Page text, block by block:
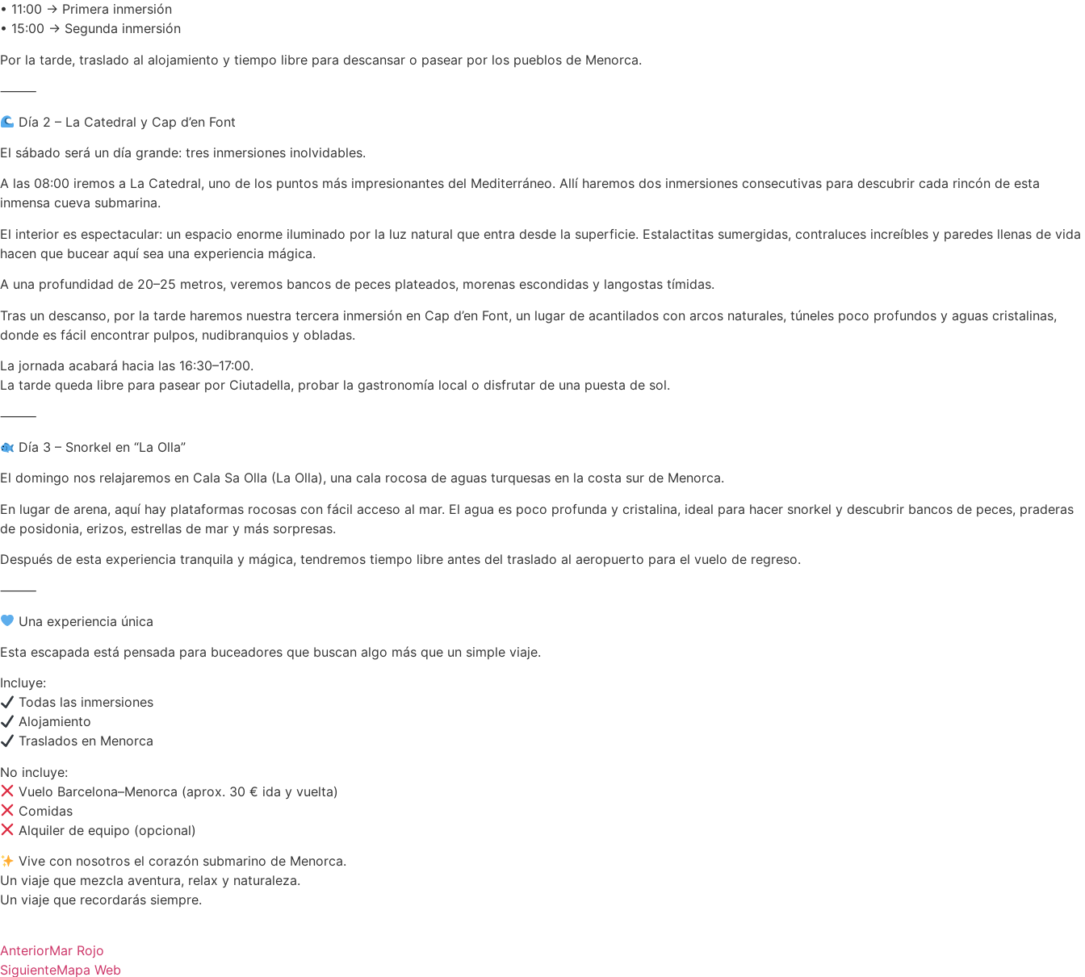
• 11:00 → Primera inmersión
• 15:00 → Segunda inmersión
Por la tarde, traslado al alojamiento y tiempo libre para descansar o pasear por los pueblos de Menorca.
⸻
Día 2 – La Catedral y Cap d’en Font
El sábado será un día grande: tres inmersiones inolvidables.
A las 08:00 iremos a La Catedral, uno de los puntos más impresionantes del Mediterráneo. Allí haremos dos inmersiones consecutivas para descubrir cada rincón de esta
inmensa cueva submarina.
El interior es espectacular: un espacio enorme iluminado por la luz natural que entra desde la superficie. Estalactitas sumergidas, contraluces increíbles y paredes llenas de vida
hacen que bucear aquí sea una experiencia mágica.
A una profundidad de 20–25 metros, veremos bancos de peces plateados, morenas escondidas y langostas tímidas.
Tras un descanso, por la tarde haremos nuestra tercera inmersión en Cap d’en Font, un lugar de acantilados con arcos naturales, túneles poco profundos y aguas cristalinas,
donde es fácil encontrar pulpos, nudibranquios y obladas.
La jornada acabará hacia las 16:30–17:00.
La tarde queda libre para pasear por Ciutadella, probar la gastronomía local o disfrutar de una puesta de sol.
⸻
Día 3 – Snorkel en “La Olla”
El domingo nos relajaremos en Cala Sa Olla (La Olla), una cala rocosa de aguas turquesas en la costa sur de Menorca.
En lugar de arena, aquí hay plataformas rocosas con fácil acceso al mar. El agua es poco profunda y cristalina, ideal para hacer snorkel y descubrir bancos de peces, praderas
de posidonia, erizos, estrellas de mar y más sorpresas.
Después de esta experiencia tranquila y mágica, tendremos tiempo libre antes del traslado al aeropuerto para el vuelo de regreso.
⸻
Una experiencia única
Esta escapada está pensada para buceadores que buscan algo más que un simple viaje.
Incluye:
Todas las inmersiones
Alojamiento
Traslados en Menorca
No incluye:
Vuelo Barcelona–Menorca (aprox. 30 € ida y vuelta)
Comidas
Alquiler de equipo (opcional)
Vive con nosotros el corazón submarino de Menorca.
Un viaje que mezcla aventura, relax y naturaleza.
Un viaje que recordarás siempre.
AnteriorMar Rojo
SiguienteMapa Web